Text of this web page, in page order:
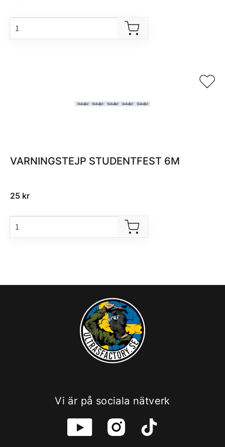
VARNINGSTEJP STUDENTFEST 6M
25 kr
Vi är på sociala nätverk